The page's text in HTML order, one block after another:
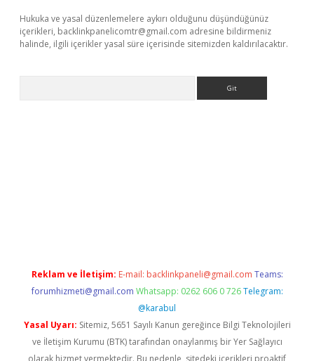
Hukuka ve yasal düzenlemelere aykırı olduğunu düşündüğünüz
içerikleri, backlinkpanelicomtr@gmail.com adresine bildirmeniz
halinde, ilgili içerikler yasal süre içerisinde sitemizden kaldırılacaktır.
Reklam ve İletişim: E-mail: backlinkpaneli@gmail.com Teams:
forumhizmeti@gmail.com Whatsapp: 0262 606 0 726 Telegram:
@karabul
Yasal Uyarı: Sitemiz, 5651 Sayılı Kanun gereğince Bilgi Teknolojileri
ve İletişim Kurumu (BTK) tarafından onaylanmış bir Yer Sağlayıcı
olarak hizmet vermektedir. Bu nedenle, sitedeki içerikleri proaktif